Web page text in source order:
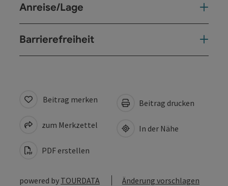
Anreise/Lage
Barrierefreiheit
Beitrag merken
zum Merkzettel
PDF erstellen
Beitrag drucken
In der Nähe
powered by TOURDATA Änderung vorschlagen